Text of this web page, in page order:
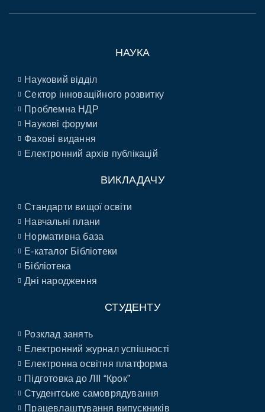
НАУКА
Науковий відділ
Сектор інноваційного розвитку
Проблемна НДР
Наукові форуми
Фахові видання
Електронний архів публікацій
ВИКЛАДАЧУ
Стандарти вищої освіти
Навчальні плани
Нормативна база
E-каталог Бібліотеки
Бібліотека
Дні народження
СТУДЕНТУ
Розклад занять
Електронний журнал успішності
Електронна освітня платформа
Підготовка до ЛІІ “Крок”
Студентське самоврядування
Працевлаштування випускників